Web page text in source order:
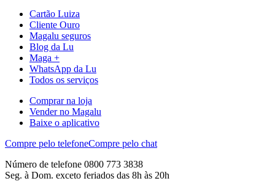
Cartão Luiza
Cliente Ouro
Magalu seguros
Blog da Lu
Maga +
WhatsApp da Lu
Todos os serviços
Comprar na loja
Vender no Magalu
Baixe o aplicativo
Compre pelo telefoneCompre pelo chat
Número de telefone 0800 773 3838
Seg. à Dom. exceto feriados das 8h às 20h